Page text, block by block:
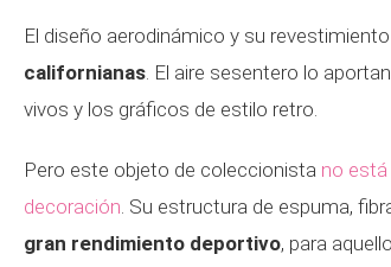
El diseño aerodinámico y su
californianas. El aire sesentero lo
vivos y los gráficos de estilo retro.
Pero este objeto de coleccionista no
decoración. Su estructura de espuma,
gran rendimiento deportivo, para